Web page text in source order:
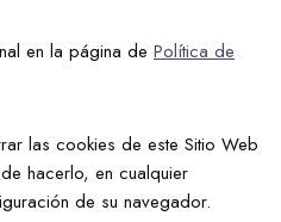
en la página de Política de
las cookies de este Sitio Web
hacerlo, en cualquier
de su navegador.